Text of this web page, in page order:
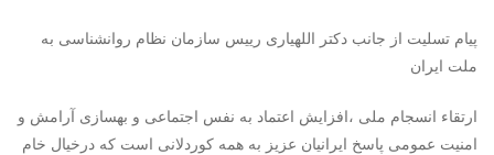
پیام تسلیت از جانب دکتر اللهیاری رییس سازمان نظام روانشناسی به
ملت ایران
ارتقاء انسجام ملی ،افزایش اعتماد به نفس اجتماعی و بهسازی آرامش و
امنیت عمومی پاسخ ایرانیان عزیز به همه کوردلانی است که درخیال خام